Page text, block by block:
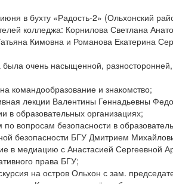
в бухту «Радость-2» (Ольхонский
колледжа: Корнилова Светлана
Кимовна и Романова Екатерина
очень насыщенной, разносторонней,
командообразование и знакомство;
лекции Валентины Геннадьевны
в образовательных организациях;
по вопросам безопасности в
безопасности БГУ Дмитрием
в медиацию с Анастасией Сергеевной
права БГУ;
на остров Ольхон с зам.